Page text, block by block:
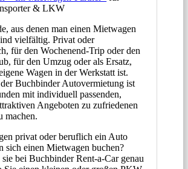
& LKW
aus denen man einen Mietwagen
vielfältig. Privat oder
für den Wochenend-Trip oder den
für den Umzug oder als Ersatz,
Wagen in der Werkstatt ist.
Buchbinder Autovermietung ist
mit individuell passenden,
Angeboten zu zufriedenen
machen.
privat oder beruflich ein Auto
sich einen Mietwagen buchen?
bei Buchbinder Rent-a-Car genau